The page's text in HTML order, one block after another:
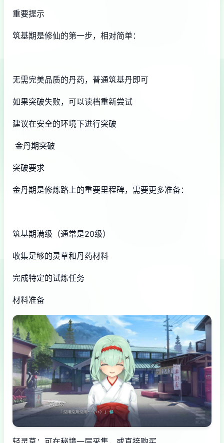
重要提示
筑基期是修仙的第一步，相对简单：
无需完美品质的丹药，普通筑基丹即可
如果突破失败，可以读档重新尝试
建议在安全的环境下进行突破
金丹期突破
突破要求
金丹期是修炼路上的重要里程碑，需要更多准备：
筑基期满级（通常是20级）
收集足够的灵草和丹药材料
完成特定的试炼任务
材料准备